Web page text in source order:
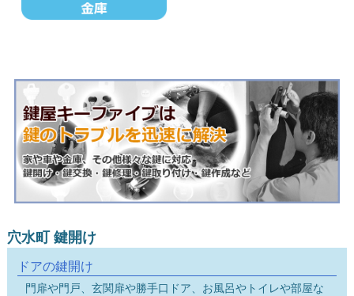
穴水町 鍵開け
ドアの鍵開け
門扉や門戸、玄関扉や勝手口ドア、お風呂やトイレや部屋な